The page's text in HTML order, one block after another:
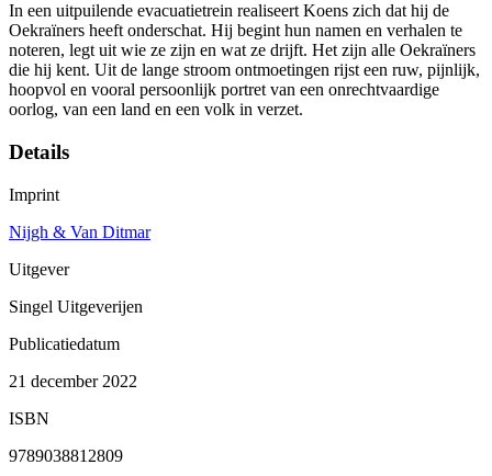
In een uitpuilende evacuatietrein realiseert Koens zich dat hij de
Oekraïners heeft onderschat. Hij begint hun namen en verhalen te
noteren, legt uit wie ze zijn en wat ze drijft. Het zijn alle Oekraïners
die hij kent. Uit de lange stroom ontmoetingen rijst een ruw, pijnlijk,
hoopvol en vooral persoonlijk portret van een onrechtvaardige
oorlog, van een land en een volk in verzet.
Details
Imprint
Nijgh & Van Ditmar
Uitgever
Singel Uitgeverijen
Publicatiedatum
21 december 2022
ISBN
9789038812809